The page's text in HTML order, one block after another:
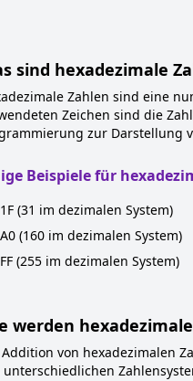
sind hexadezimale
Zahlen sind eine
Zeichen sind die
zur Darstellung
Beispiele für
1F (31 im dezimalen System)
A0 (160 im dezimalen System)
FF (255 im dezimalen System)
werden
Addition von hexadezimalen
unterschiedlichen